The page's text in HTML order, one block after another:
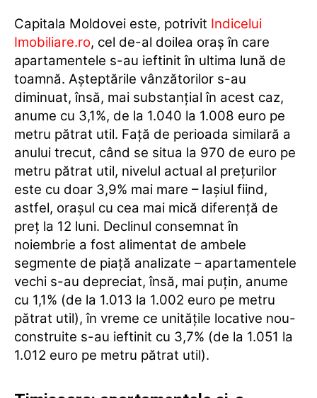
Capitala Moldovei este, potrivit Indicelui
Imobiliare.ro, cel de-al doilea oraș în care
apartamentele s-au ieftinit în ultima lună de
toamnă. Așteptările vânzătorilor s-au
diminuat, însă, mai substanțial în acest caz,
anume cu 3,1%, de la 1.040 la 1.008 euro pe
metru pătrat util. Față de perioada similară a
anului trecut, când se situa la 970 de euro pe
metru pătrat util, nivelul actual al prețurilor
este cu doar 3,9% mai mare – Iașiul fiind,
astfel, orașul cu cea mai mică diferență de
preț la 12 luni. Declinul consemnat în
noiembrie a fost alimentat de ambele
segmente de piață analizate – apartamentele
vechi s-au depreciat, însă, mai puțin, anume
cu 1,1% (de la 1.013 la 1.002 euro pe metru
pătrat util), în vreme ce unitățile locative nou-
construite s-au ieftinit cu 3,7% (de la 1.051 la
1.012 euro pe metru pătrat util).